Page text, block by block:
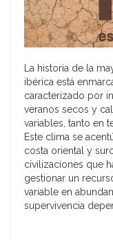
La historia de la
ibérica está
caracterizado por
veranos secos y
variables, tanto en
Este clima se
costa oriental y
civilizaciones que
gestionar un
variable en
supervivencia